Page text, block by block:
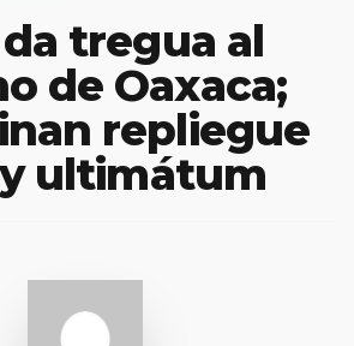
tregua al
de Oaxaca;
repliegue
ultimátum